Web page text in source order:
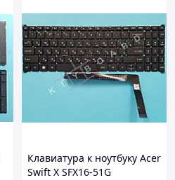
Клавиатура к ноутбуку Acer
Swift X SFX16-51G